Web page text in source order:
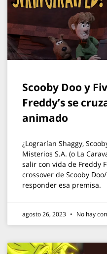
Scooby Doo y
Freddy’s se
animado
¿Lograrían Shaggy,
Misterios S.A. (o La
salir con vida de Freddy
crossover de Scooby
responder esa premisa.
agosto 26, 2023 No hay